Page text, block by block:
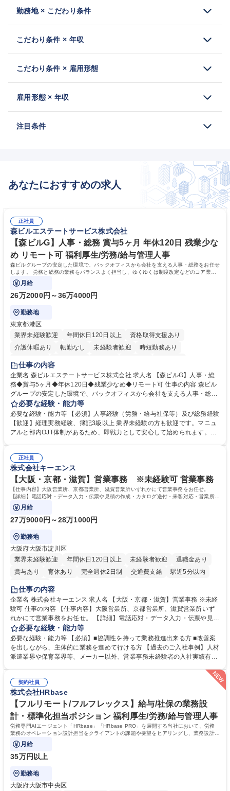
勤務地 × こだわり条件
こだわり条件 × 年収
こだわり条件 × 雇用形態
雇用形態 × 年収
注目条件
あなたにおすすめの求人
正社員
森ビルエステートサービス株式会社
【森ビルG】人事・総務 賞与5ヶ月 年休120日 残業少な
め リモート可 福利厚生/労務/給与管理人事
森ビルグループの安定した環境で、バックオフィスから会社を支える人事・総務をお任せ
します。 労務と総務の業務をバランスよく担当し、ゆくゆくは制度改定などのコア業務
にも挑戦できる、やりがいある環境です。
月給
26万2000円～36万4000円
勤務地
東京都港区
業界未経験歓迎
年間休日120日以上
資格取得支援あり
介護休暇あり
転勤なし 未経験者歓迎
時短勤務あり
経験者歓迎
完全週休2日制
交通費支給 長期歓迎 駅近5分以内 土日祝休み
仕事の内容
企業名 森ビルエステートサービス株式会社 求人名 【森ビルG】人事・総
務◆賞与5ヶ月◆年休120日◆残業少なめ◆リモート可 仕事の内容 森ビル
グループの安定した環境で、バックオフィスから会社を支える人事・総務
をお任せします。 労務と総務の業務をバランスよく担当し、ゆくゆくは制
度改定などのコア業務にも挑戦できる、やりがいある環境です。 ■勤怠管
理、給与計算、社会保険手続き、年末調整等の労務管理全般 ■入退社手続
き、社内規定の改定や人事制度改定などのコア業務 ■社内イベントの企画
でも質問・相談できる環境が整っているため、安心して成長できます。 募
集職種 【森ビルG】人事・総務◆賞与5ヶ月◆年休120日◆残業少なめ◆
リモート可
必要な経験・能力等
必要な経験・能力等 【必須】人事経験（労務・給与社保等）及び総務経験
【歓迎】経理実務経験、簿記3級以上 業界未経験の方も歓迎です。マニュ
アルと部内OJT体制があるため、即戦力として安心して始められます。
務に挑戦できるため、自身の成長と組織への貢献度をダイレクトに実感で
きます。 残業少なめ、週1日リモート可など、ワークライフバランスを保
ち長期活躍できる環境です。 「これまでの幅広い経験を活かし、長期的な
キャリアを築きたい」という前向きな意欲と挑戦を全力で応援します。 学
歴・資格 学歴：大学院 大学 高専 短大 専修学校 高校 語学力： 資格：日商
簿記検定1級 日商簿記検定2級 日商簿記検定3級
正社員
株式会社キーエンス
【大阪・京都・滋賀】営業事務 ※未経験可 営業事務
【仕事内容】大阪営業所、京都営業所、滋賀営業所いずれかにて営業事務をお任せ。
【詳細】電話応対・データ入力・伝票や見積の作成・カタログ送付・来客対応・営業所内
で発生する事務業務や業務改善をお任せ。
月給
27万9000円～28万1000円
勤務地
大阪府大阪市淀川区
業界未経験歓迎
年間休日120日以上 未経験者歓迎
退職金あり
賞与あり
育休あり 完全週休2日制 交通費支給
駅近5分以内
土日祝休み
仕事の内容
企業名 株式会社キーエンス 求人名 【大阪・京都・滋賀】営業事務 ※未経
験可 仕事の内容 【仕事内容】大阪営業所、京都営業所、滋賀営業所いず
れかにて営業事務をお任せ。 【詳細】電話応対・データ入力・伝票や見積
の作成・カタログ送付・来客対応・営業所内で発生する事務業務や業務改
善をお任せ。 【教育制度】ご入社後、育成担当とペアになりながらOJTに
て業務を覚えていただくことが可能です。業務システムがきちんと構築さ
れているため、スムーズに仕事に慣れることができる環境です。また、
常に改善を目指す風土のため、安心して業務に取り組んでいただけます。
募集職種 【大阪・京都・滋賀】営業事務 ※未経験可
必要な経験・能力等
必要な経験・能力等 【必須】■協調性を持って業務推進出来る方 ■改善案
を出しながら、主体的に業務を進めて行ける方 【過去のご入社事例】人材
派遣業界や保育業界等、メーカー以外、営業事務未経験者の入社実績有
により、キーエンスの付加価値向上に貢献します。ベースの定型業務に加
えて、お客様や社員の状況に合わせ、能動的なサポート、改善の動きも期
待され。組織を支えるスペシャリストとして、チームに貢献し、結果的に
社員から頼られる存在になることができます。平均19:30の退勤以降の業
務の持ち帰りも禁止されており、メリハリのある働き方となります。 学
歴・資格 学歴：大学院 大学 高専 短大 語学力： 資格：
契約社員
株式会社HRbase
【フルリモート/フルフレックス】給与/社保の業務設
計・標準化担当ポジション 福利厚生/労務/給与管理人事
労務専門AIエージェント「HRbase」「HRbase PRO」を展開する当社において、労務
業務のオペレーション設計担当をクライアントの課題や要望をヒアリングし、業務設計や
システム設定へと落とし込むポジションです。
月給
35万円以上
勤務地
大阪府大阪市中央区